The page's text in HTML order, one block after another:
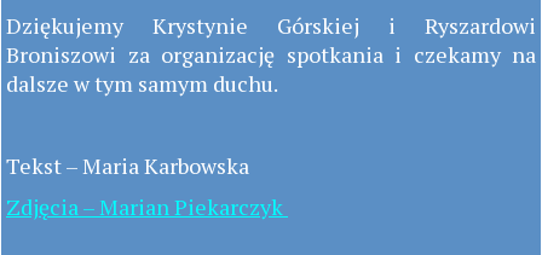
Dziękujemy Krystynie Górskiej i Ryszardowi
Broniszowi za organizację spotkania i czekamy na
dalsze w tym samym duchu.
Tekst – Maria Karbowska
Zdjęcia – Marian Piekarczyk